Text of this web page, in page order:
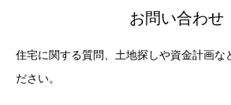
お問い合わせ
住宅に関する質問、土地探しや資金計画な
ださい。